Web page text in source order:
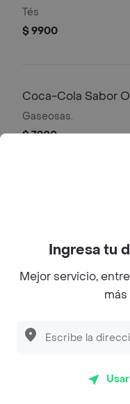
Tés
$ 9900
Coca-Cola Sabor
Gaseosas.
$ 7900
Coca Cola Sin
Aguas
$ 9900
Ingresa tu
Mejor servicio,